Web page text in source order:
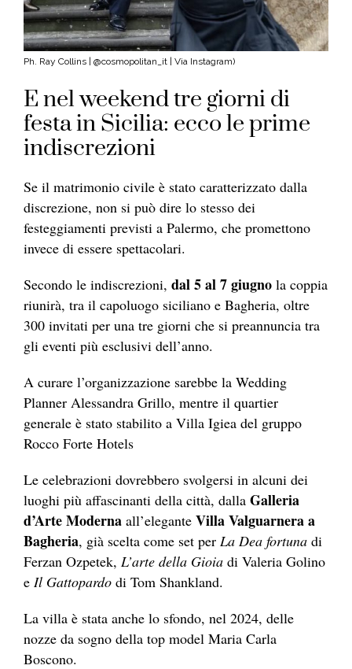
Ph. Ray Collins | @cosmopolitan_it | Via Instagram)
E nel weekend tre giorni di
festa in Sicilia: ecco le prime
indiscrezioni
Se il matrimonio civile è stato caratterizzato dalla
discrezione, non si può dire lo stesso dei
festeggiamenti previsti a Palermo, che promettono
invece di essere spettacolari.
Secondo le indiscrezioni, dal 5 al 7 giugno la coppia
riunirà, tra il capoluogo siciliano e Bagheria, oltre
300 invitati per una tre giorni che si preannuncia tra
gli eventi più esclusivi dell’anno.
A curare l’organizzazione sarebbe la Wedding
Planner Alessandra Grillo, mentre il quartier
generale è stato stabilito a Villa Igiea del gruppo
Rocco Forte Hotels
Le celebrazioni dovrebbero svolgersi in alcuni dei
luoghi più affascinanti della città, dalla Galleria
d’Arte Moderna all’elegante Villa Valguarnera a
Bagheria, già scelta come set per La Dea fortuna di
Ferzan Ozpetek, L’arte della Gioia di Valeria Golino
e Il Gattopardo di Tom Shankland.
La villa è stata anche lo sfondo, nel 2024, delle
nozze da sogno della top model Maria Carla
Boscono.